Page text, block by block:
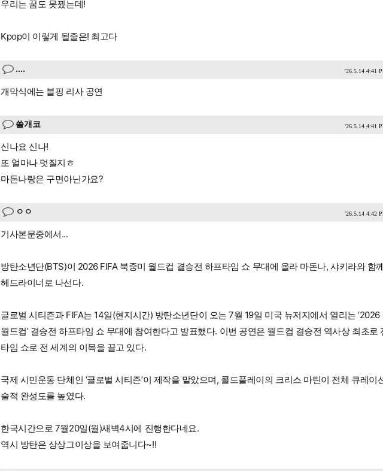
우리는 꿈도 못꿨는데!
Kpop이 이렇게 될줄은! 최고다
.... '26.5.14 4:41
개막식에는 블핑 리사 공연
쓸개코 '26.5.14 4:41
신나요 신나!
또 얼마나 멋질지ㅎ
마돈나랑은 구면아닌가요?
ㅇㅇ '26.5.14 4:42
기사본문중에서...
방탄소년단(BTS)이 2026 FIFA 북중미 월드컵 결승전 하프타임 쇼 무대에 올라 마돈나, 샤키라와 함
헤드라이너로 나선다.
글로벌 시티즌과 FIFA는 14일(현지시간) 방탄소년단이 오는 7월 19일 미국 뉴저지에서 열리는 ‘2026
월드컵’ 결승전 하프타임 쇼 무대에 참여한다고 발표했다. 이번 공연은 월드컵 결승전 역사상 최초로
타임 쇼로 전 세계의 이목을 끌고 있다.
국제 시민운동 단체인 ‘글로벌 시티즌’이 제작을 맡았으며, 콜드플레이의 크리스 마틴이 전체 큐레이
술적 완성도를 높였다.
한국시간으로 7월20일(월)새벽4시에 진행한다네요.
역시 방탄은 상상그이상을 보여줍니다~!!